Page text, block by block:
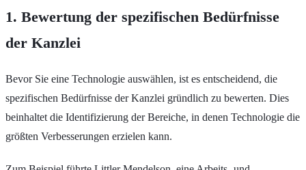
1. Bewertung der spezifischen Bedürfnisse
der Kanzlei
Bevor Sie eine Technologie auswählen, ist es entscheidend, die
spezifischen Bedürfnisse der Kanzlei gründlich zu bewerten. Dies
beinhaltet die Identifizierung der Bereiche, in denen Technologie die
größten Verbesserungen erzielen kann.